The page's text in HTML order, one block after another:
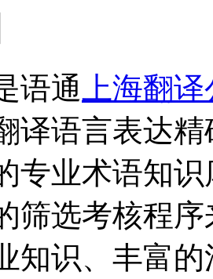
语通 上海翻
译语言表达
专业术语知
筛选考核程
知识、丰富